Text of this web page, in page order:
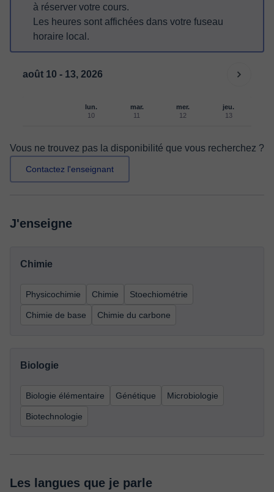
à réserver votre cours.
Les heures sont affichées dans votre fuseau
horaire local.
août 10 - 13, 2026
lun.
10
mar.
11
mer.
12
jeu.
13
Vous ne trouvez pas la disponibilité que vous recherchez ?
Contactez l'enseignant
J'enseigne
Chimie
Physicochimie Chimie Stoechiométrie
Chimie de base Chimie du carbone
Biologie
Biologie élémentaire Génétique Microbiologie
Biotechnologie
Les langues que je parle